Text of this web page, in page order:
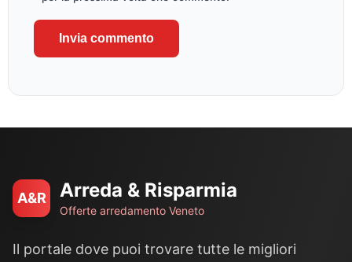
A&R Arreda & Risparmia
Offerte arredamento Veneto
Il portale dove puoi trovare tutte le migliori